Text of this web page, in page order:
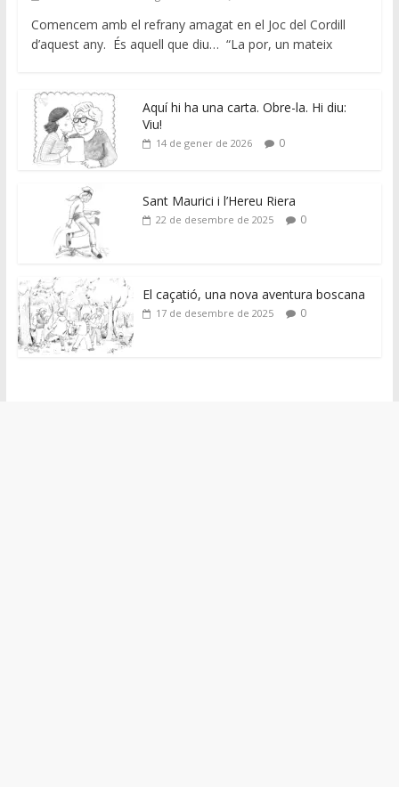
Comencem amb el refrany amagat en el Joc del Cordill
d’aquest any. És aquell que diu… “La por, un mateix
Aquí hi ha una carta. Obre-la. Hi diu:
Viu!
14 de gener de 2026 0
Sant Maurici i l’Hereu Riera
22 de desembre de 2025 0
El caçatió, una nova aventura boscana
17 de desembre de 2025 0